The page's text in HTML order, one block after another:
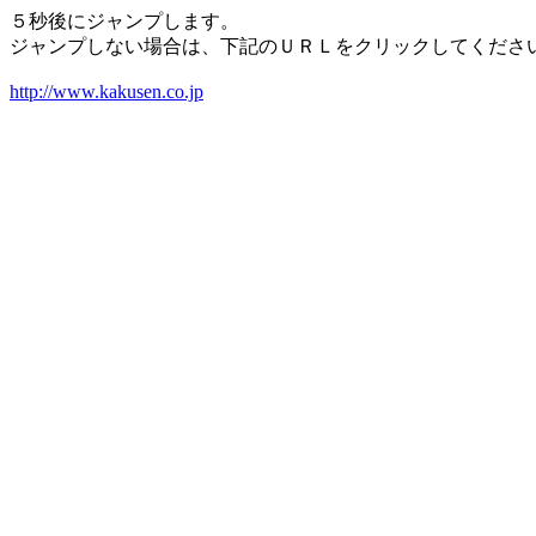
５秒後にジャンプします。
ジャンプしない場合は、下記のＵＲＬをクリックしてくださ
http://www.kakusen.co.jp